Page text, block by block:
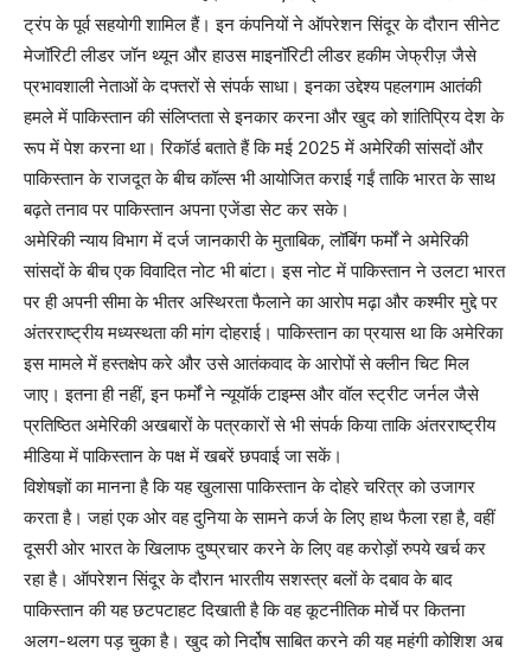
ट्रंप के पूर्व सहयोगी शामिल हैं। इन कंपनियों ने ऑपरेशन सिंदूर के दौरान सीनेट
मेजॉरिटी लीडर जॉन थ्यून और हाउस माइनॉरिटी लीडर हकीम जेफ्रीज़ जैसे
प्रभावशाली नेताओं के दफ्तरों से संपर्क साधा। इनका उद्देश्य पहलगाम आतंकी
हमले में पाकिस्तान की संलिप्तता से इनकार करना और खुद को शांतिप्रिय देश के
रूप में पेश करना था। रिकॉर्ड बताते हैं कि मई 2025 में अमेरिकी सांसदों और
पाकिस्तान के राजदूत के बीच कॉल्स भी आयोजित कराई गईं ताकि भारत के साथ
बढ़ते तनाव पर पाकिस्तान अपना एजेंडा सेट कर सके।
अमेरिकी न्याय विभाग में दर्ज जानकारी के मुताबिक, लॉबिंग फर्मों ने अमेरिकी
सांसदों के बीच एक विवादित नोट भी बांटा। इस नोट में पाकिस्तान ने उलटा भारत
पर ही अपनी सीमा के भीतर अस्थिरता फैलाने का आरोप मढ़ा और कश्मीर मुद्दे पर
अंतरराष्ट्रीय मध्यस्थता की मांग दोहराई। पाकिस्तान का प्रयास था कि अमेरिका
इस मामले में हस्तक्षेप करे और उसे आतंकवाद के आरोपों से क्लीन चिट मिल
जाए। इतना ही नहीं, इन फर्मों ने न्यूयॉर्क टाइम्स और वॉल स्ट्रीट जर्नल जैसे
प्रतिष्ठित अमेरिकी अखबारों के पत्रकारों से भी संपर्क किया ताकि अंतरराष्ट्रीय
मीडिया में पाकिस्तान के पक्ष में खबरें छपवाई जा सकें।
विशेषज्ञों का मानना है कि यह खुलासा पाकिस्तान के दोहरे चरित्र को उजागर
करता है। जहां एक ओर वह दुनिया के सामने कर्ज के लिए हाथ फैला रहा है, वहीं
दूसरी ओर भारत के खिलाफ दुष्प्रचार करने के लिए वह करोड़ों रुपये खर्च कर
रहा है। ऑपरेशन सिंदूर के दौरान भारतीय सशस्त्र बलों के दबाव के बाद
पाकिस्तान की यह छटपटाहट दिखाती है कि वह कूटनीतिक मोर्चे पर कितना
अलग-थलग पड़ चुका है। खुद को निर्दोष साबित करने की यह महंगी कोशिश अब